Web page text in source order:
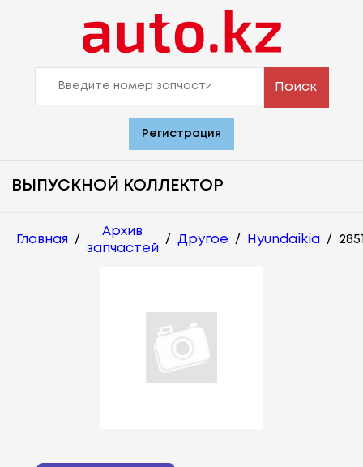
Поиск
Регистрация
ВЫПУСКНОЙ КОЛЛЕКТОР
Главная /
Архив
запчастей
/ Другое / Hyundaikia /